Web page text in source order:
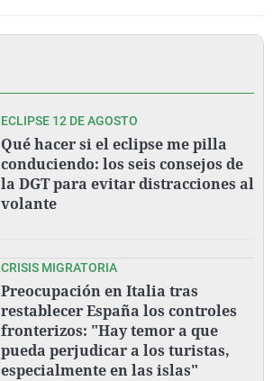
ECLIPSE 12 DE AGOSTO
Qué hacer si el eclipse me pilla
conduciendo: los seis consejos de
la DGT para evitar distracciones al
volante
CRISIS MIGRATORIA
Preocupación en Italia tras
restablecer España los controles
fronterizos: "Hay temor a que
pueda perjudicar a los turistas,
especialmente en las islas"